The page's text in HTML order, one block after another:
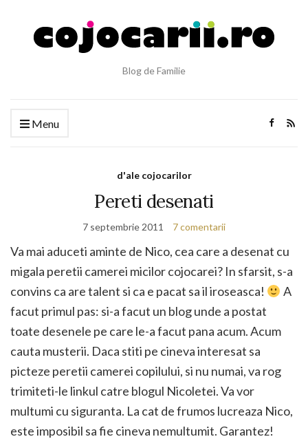
Blog de Familie
Menu
d'ale cojocarilor
Pereti desenati
7 septembrie 2011 7 comentarii
Va mai aduceti aminte de Nico, cea care a desenat cu
migala peretii camerei micilor cojocarei? In sfarsit, s-a
convins ca are talent si ca e pacat sa il iroseasca!
A
facut primul pas: si-a facut un blog unde a postat
toate desenele pe care le-a facut pana acum. Acum
cauta musterii. Daca stiti pe cineva interesat sa
picteze peretii camerei copilului, si nu numai, va rog
trimiteti-le linkul catre blogul Nicoletei. Va vor
multumi cu siguranta. La cat de frumos lucreaza Nico,
este imposibil sa fie cineva nemultumit. Garantez!